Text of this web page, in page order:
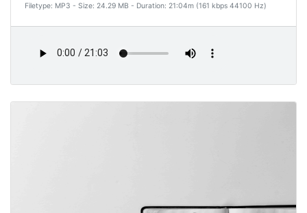
Filetype: MP3 - Size: 24.29 MB - Duration: 21:04m (161 kbps 44100 Hz)